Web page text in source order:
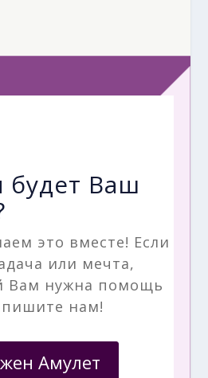
будет Ваш
это вместе! Если
или мечта,
Вам нужна помощь
нам!
Амулет